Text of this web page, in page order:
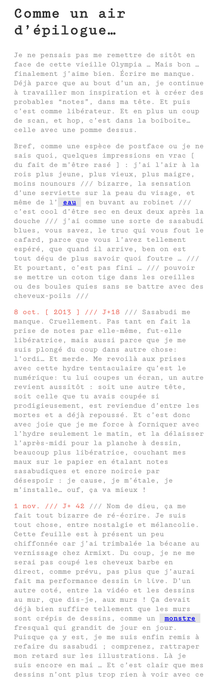
Comme un air
d’épilogue…
Je ne pensais pas me remettre de sitôt en
face de cette vieille Olympia … Mais bon …
finalement j’aime bien. Écrire me manque.
Déjà parce que au bout d’un an, je continue
à travailler mon inspiration et à créer des
probables “notes”, dans ma tête. Et puis
c’est comme libérateur. Et en plus un coup
de scan, et hop, c’est dans la boiboite…
celle avec une pomme dessus.
Bref, comme une espèce de postface ou je ne
sais quoi, quelques impressions en vrac [
du fait de m’être rasé ] : j’ai l’air à la
rois plus jeune, plus vieux, plus maigre,
moins nounours /// bizarre, la sensation
d’une serviette sur la peau du visage, et
même de l’
eau
en buvant au robinet ///
c’est cool d’être sec en deux deux après la
douche /// j’ai comme une sorte de sasabudi
blues, vous savez, le truc qui vous fout le
cafard, parce que vous l’avez tellement
espéré, que quand il arrive, ben on est
tout déçu de plus savoir quoi foutre … ///
Et pourtant, c’est pas fini … /// pouvoir
se mettre un coton tige dans les oreilles
ou des boules quies sans se battre avec des
cheveux-poils ///
8 oct. [ 2013 ] /// J+18 /// Sasabudi me
manque. Cruellement. Pas tant en fait la
prise de notes par elle-même, fut-elle
libératrice, mais aussi parce que je me
suis plongé du coup dans autre chose:
l’ordi… Et merde. Me revoilà aux prises
avec cette hydre tentaculaire qu’est le
numérique: tu lui coupes un écran, un autre
revient aussitôt : soit une autre tête,
soit celle que tu avais coupée si
prodigieusement, est reviendue d’entre les
mortes et a déjà repoussé. Et c’est donc
avec joie que je me force à forniquer avec
l’hydre seulement le matin, et la délaisser
l’après-midi pour la planche à dessin,
beaucoup plus libératrice, couchant mes
maux sur le papier en étalant notes
sasabudiques et encre noircie par
désespoir : je cause, je m’étale, je
m’installe… ouf, ça va mieux !
1 nov. /// J+ 42 /// Nom de dieu, ça me
fait tout bizarre de ré-écrire. Je suis
tout chose, entre nostalgie et mélancolie.
Cette feuille est à présent un peu
chiffonnée car j’ai trimbalée la bécane au
vernissage chez Armixt. Du coup, je ne me
serai pas coupé les cheveux barbe en
direct, comme prévu, pas plus que j’aurai
fait ma performance dessin in live . D’un
autre coté, entre la vidéo et les dessins
au mur, que dis-je, aux murs ! Ça devait
déjà bien suffire tellement que les murs
sont crépis de dessins, comme un
monstre
fresqual qui grandit de jour en jour.
Puisque ça y est, je me suis enfin remis à
refaire du sasabudi ; comprenez, rattraper
mon retard sur les illustrations. Là je
suis encore en mai … Et c’est clair que mes
dessins n’ont plus trop rien à voir avec ce